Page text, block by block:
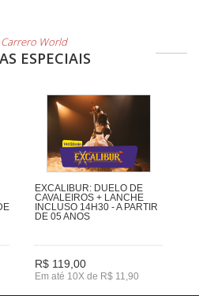
World
ESPECIAIS
EXCALIBUR: DUELO DE
CAVALEIROS + LANCHE
INCLUSO 14H30 - A PARTIR
DE 05 ANOS
R$ 119,00
Em até 10X de R$ 11,90